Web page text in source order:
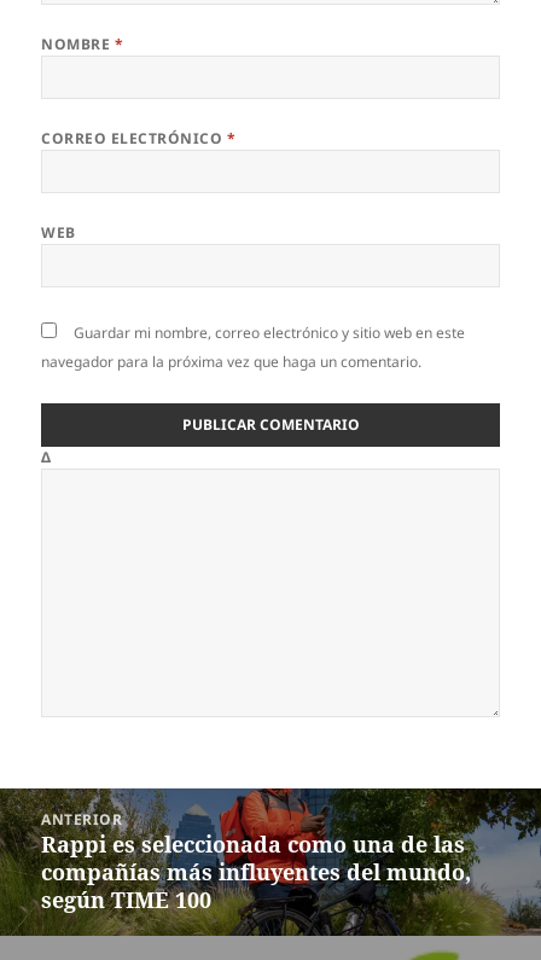
NOMBRE *
CORREO ELECTRÓNICO *
WEB
Guardar mi nombre, correo electrónico y sitio web en este
navegador para la próxima vez que haga un comentario.
Δ
Navegación
de
entradas
ANTERIOR
Entrada
anterior:
Rappi es seleccionada como una de las
compañías más influyentes del mundo,
según TIME 100